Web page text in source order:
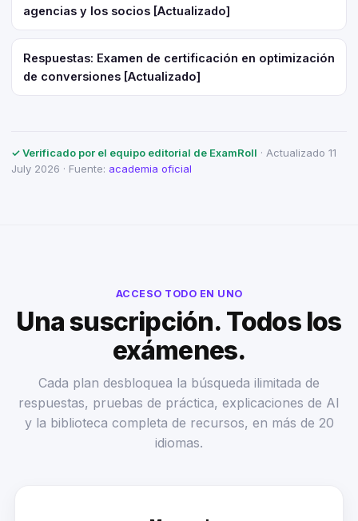
agencias y los socios [Actualizado]
Respuestas: Examen de certificación en optimización
de conversiones [Actualizado]
✓ Verificado por el equipo editorial de ExamRoll · Actualizado 11
July 2026 · Fuente: academia oficial
ACCESO TODO EN UNO
Una suscripción. Todos los
exámenes.
Cada plan desbloquea la búsqueda ilimitada de
respuestas, pruebas de práctica, explicaciones de AI
y la biblioteca completa de recursos, en más de 20
idiomas.